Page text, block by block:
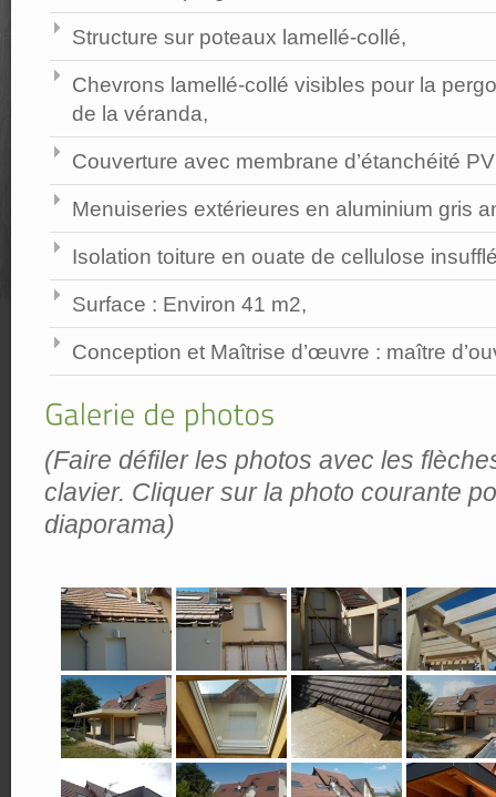
Structure sur poteaux lamellé-collé,
Chevrons lamellé-collé visibles pour la
de la véranda,
Couverture avec membrane d’étanchéité
Menuiseries extérieures en aluminium gris
Isolation toiture en ouate de cellulose
Surface : Environ 41 m2,
Conception et Maîtrise d’œuvre : maître
(Faire défiler les photos avec les
clavier. Cliquer sur la photo courante
diaporama)